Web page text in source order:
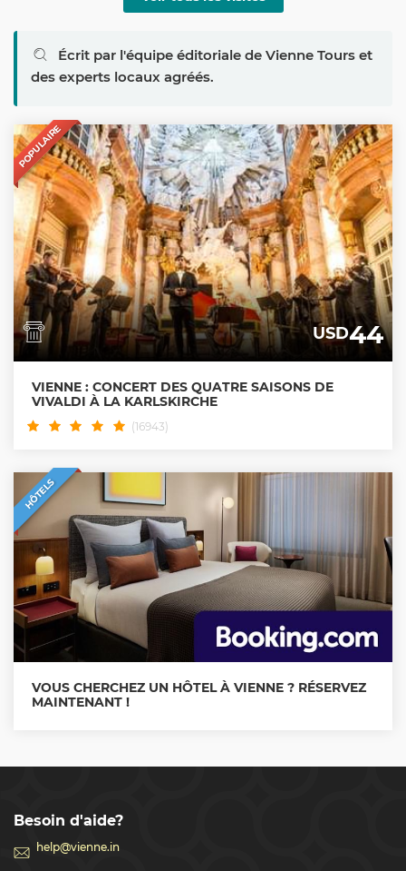
Écrit par l'équipe éditoriale de Vienne Tours et
des experts locaux agréés.
POPULAIRE
USD44
VIENNE : CONCERT DES QUATRE SAISONS DE
VIVALDI À LA KARLSKIRCHE
(16943)
HÔTELS
VOUS CHERCHEZ UN HÔTEL À VIENNE ? RÉSERVEZ
MAINTENANT !
Besoin d'aide?
help@vienne.in